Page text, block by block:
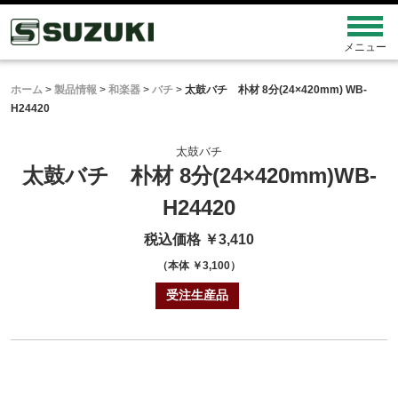
ホーム > 製品情報 > 和楽器 > バチ > 太鼓バチ 朴材 8分(24×420mm) WB-
H24420
太鼓バチ
太鼓バチ 朴材 8分(24×420mm)WB-
H24420
税込価格 ￥3,410
（本体 ￥3,100）
受注生産品